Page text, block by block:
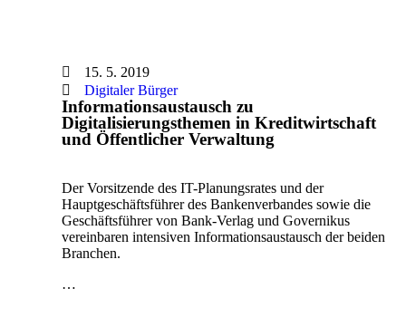
15. 5. 2019
Digitaler Bürger
Informationsaustausch zu
Digitalisierungsthemen in Kreditwirtschaft
und Öffentlicher Verwaltung
Der Vorsitzende des IT-Planungsrates und der
Hauptgeschäftsführer des Bankenverbandes sowie die
Geschäftsführer von Bank-Verlag und Governikus
vereinbaren intensiven Informationsaustausch der beiden
Branchen.
…